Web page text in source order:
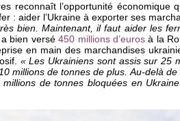
reconnaît l’opportunité économique
: aider l’Ukraine à exporter ses
bien. Maintenant, il faut aider les
a bien versé450 millions d’euros à la
en main des marchandises
« Les Ukrainiens sont assis sur 25
millions de tonnes de plus. Au-delà de
de tonnes bloquées en